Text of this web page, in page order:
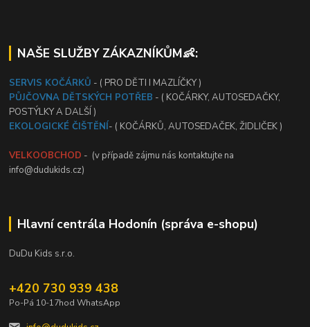
NAŠE SLUŽBY ZÁKAZNÍKŮM👶:
SERVIS KOČÁRKŮ - ( PRO DĚTI I MAZLÍČKY )
PŮJČOVNA DĚTSKÝCH POTŘEB - ( KOČÁRKY, AUTOSEDAČKY,
POSTÝLKY A DALŠÍ )
EKOLOGICKÉ ČIŠTĚNÍ- ( KOČÁRKŮ, AUTOSEDAČEK, ŽIDLIČEK )
VELKOOBCHOD - (v případě zájmu nás kontaktujte na
info@dudukids.cz)
Hlavní centrála Hodonín (správa e-shopu)
DuDu Kids s.r.o.
+420 730 939 438
Po-Pá 10-17hod WhatsApp